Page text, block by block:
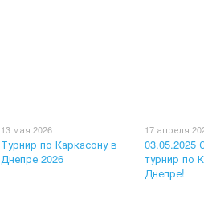
13 мая 2026
Турнир по Каркасону в
Днепре 2026
17 апреля
03.05.2025
турнир по
Днепре!